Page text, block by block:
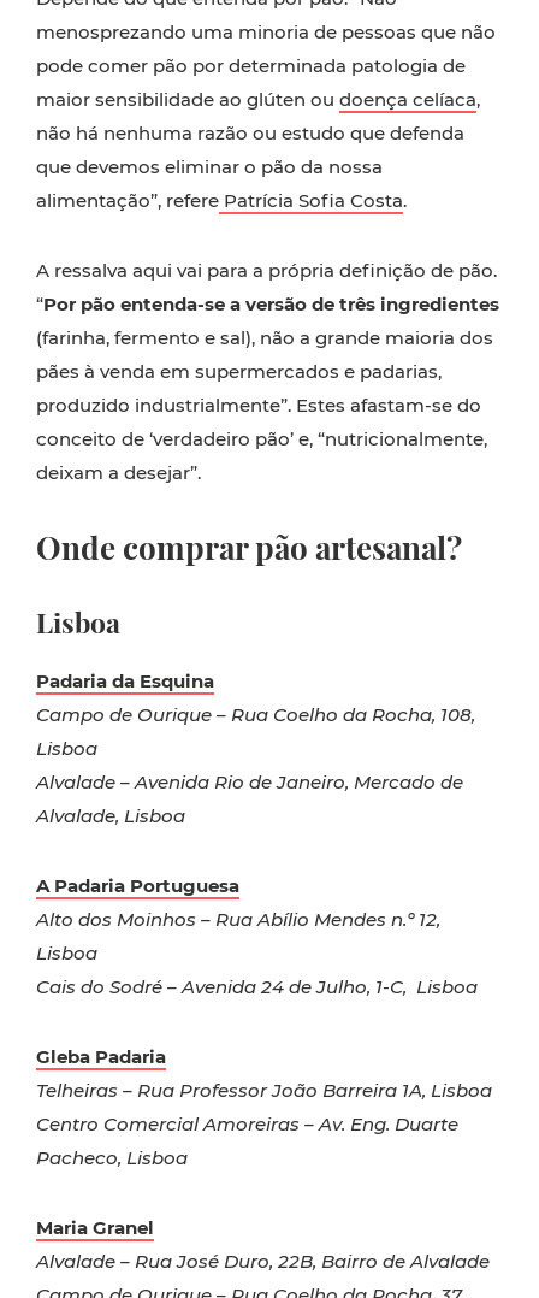
menosprezando uma minoria de pessoas que não
pode comer pão por determinada patologia de
maior sensibilidade ao glúten ou doença celíaca,
não há nenhuma razão ou estudo que defenda
que devemos eliminar o pão da nossa
alimentação”, refere Patrícia Sofia Costa.
A ressalva aqui vai para a própria definição de pão.
“Por pão entenda-se a versão de três ingredientes
(farinha, fermento e sal), não a grande maioria dos
pães à venda em supermercados e padarias,
produzido industrialmente”. Estes afastam-se do
conceito de ‘verdadeiro pão’ e, “nutricionalmente,
deixam a desejar”.
Onde comprar pão artesanal?
Lisboa
Padaria da Esquina
Campo de Ourique – Rua Coelho da Rocha, 108,
Lisboa
Alvalade – Avenida Rio de Janeiro, Mercado de
Alvalade, Lisboa
A Padaria Portuguesa
Alto dos Moinhos – Rua Abílio Mendes n.º 12,
Lisboa
Cais do Sodré – Avenida 24 de Julho, 1-C, Lisboa
Gleba Padaria
Telheiras – Rua Professor João Barreira 1A, Lisboa
Centro Comercial Amoreiras – Av. Eng. Duarte
Pacheco, Lisboa
Maria Granel
Alvalade – Rua José Duro, 22B, Bairro de Alvalade